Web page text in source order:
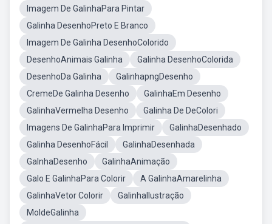
Imagem De GalinhaPara Pintar
Galinha DesenhoPreto E Branco
Imagem De Galinha DesenhoColorido
DesenhoAnimais Galinha
Galinha DesenhoColorida
DesenhoDa Galinha
GalinhapngDesenho
CremeDe Galinha Desenho
GalinhaEm Desenho
GalinhaVermelha Desenho
Galinha De DeColori
Imagens De GalinhaPara Imprimir
GalinhaDesenhado
Galinha DesenhoFácil
GalinhaDesenhada
GalnhaDesenho
GalinhaAnimação
Galo E GalinhaPara Colorir
A GalinhaAmarelinha
GalinhaVetor Colorir
GalinhaIlustração
MoldeGalinha